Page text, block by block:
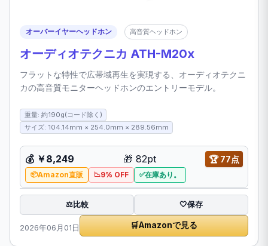
オーバーイヤーヘッドホン 高音質ヘッドホン
オーディオテクニカ ATH-M20x
フラットな特性で広帯域再生を実現する、オーディオテクニ
カの高音質モニターヘッドホンのエントリーモデル。
重量: 約190g(コード除く)
サイズ: 104.14mm × 254.0mm × 289.56mm
💰 ￥8,249 🎁 82pt 🏆 77点
Amazon直販 9% OFF 在庫あり。
⚖️比較 🤍保存
2026年06月01日 🛒Amazonで見る